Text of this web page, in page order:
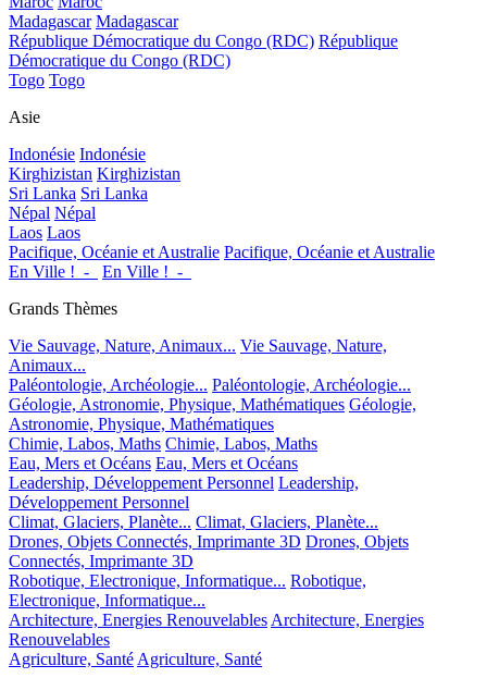
Madagascar Madagascar
République Démocratique du Congo (RDC) République
Démocratique du Congo (RDC)
Togo Togo
Asie
Indonésie Indonésie
Kirghizistan Kirghizistan
Sri Lanka Sri Lanka
Népal Népal
Laos Laos
Pacifique, Océanie et Australie Pacifique, Océanie et Australie
En Ville !_-_
En Ville !_-_
Grands Thèmes
Vie Sauvage, Nature, Animaux... Vie Sauvage, Nature,
Animaux...
Paléontologie, Archéologie... Paléontologie, Archéologie...
Géologie, Astronomie, Physique, Mathématiques Géologie,
Astronomie, Physique, Mathématiques
Chimie, Labos, Maths Chimie, Labos, Maths
Eau, Mers et Océans Eau, Mers et Océans
Leadership, Développement Personnel Leadership,
Développement Personnel
Climat, Glaciers, Planète... Climat, Glaciers, Planète...
Drones, Objets Connectés, Imprimante 3D Drones, Objets
Connectés, Imprimante 3D
Robotique, Electronique, Informatique... Robotique,
Electronique, Informatique...
Architecture, Energies Renouvelables Architecture, Energies
Renouvelables
Agriculture, Santé Agriculture, Santé